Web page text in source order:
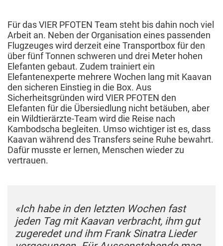
Für das VIER PFOTEN Team steht bis dahin noch viel
Arbeit an. Neben der Organisation eines passenden
Flugzeuges wird derzeit eine Transportbox für den
über fünf Tonnen schweren und drei Meter hohen
Elefanten gebaut. Zudem trainiert ein
Elefantenexperte mehrere Wochen lang mit Kaavan
den sicheren Einstieg in die Box. Aus
Sicherheitsgründen wird VIER PFOTEN den
Elefanten für die Übersiedlung nicht betäuben, aber
ein Wildtierärzte-Team wird die Reise nach
Kambodscha begleiten. Umso wichtiger ist es, dass
Kaavan während des Transfers seine Ruhe bewahrt.
Dafür musste er lernen, Menschen wieder zu
vertrauen.
«Ich habe in den letzten Wochen fast
jeden Tag mit Kaavan verbracht, ihm gut
zugeredet und ihm Frank Sinatra Lieder